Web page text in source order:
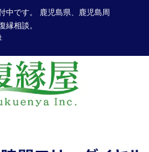
中です。 鹿児島県、鹿児島周
縁相談。